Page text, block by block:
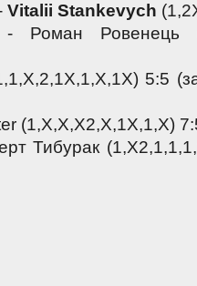
Vitalii Stankevych
- Роман Ровенець
5:5
(1,Х,Х,Х2,Х,1Х,1,Х)
Тибурак